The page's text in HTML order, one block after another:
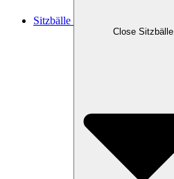
Sitzbälle
Close Sitzbälle